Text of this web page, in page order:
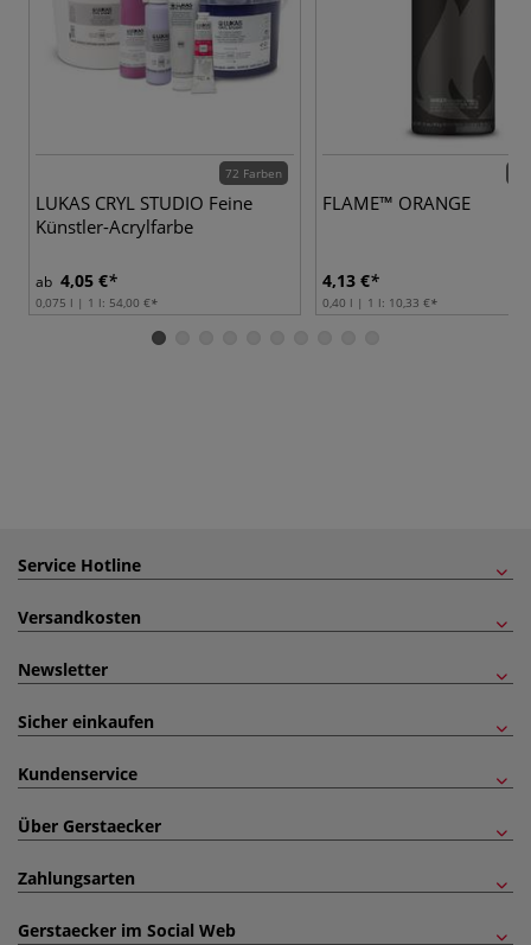
72 Farben
LUKAS CRYL STUDIO Feine
Künstler-Acrylfarbe
ab 4,05 €
0,075 l | 1 l: 54,00 €
FLAME™ ORANGE
4,13 €
0,40 l | 1 l: 10,33 €
Service Hotline
Versandkosten
Newsletter
Sicher einkaufen
Kundenservice
Über Gerstaecker
Zahlungsarten
Gerstaecker im Social Web